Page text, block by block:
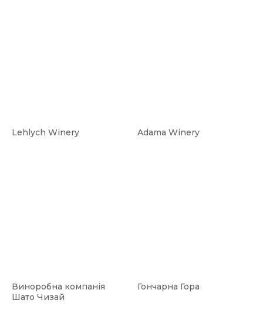
Lehlych Winery Adama Winery
Виноробна компанія
Шато Чизай
Гончарна Гора